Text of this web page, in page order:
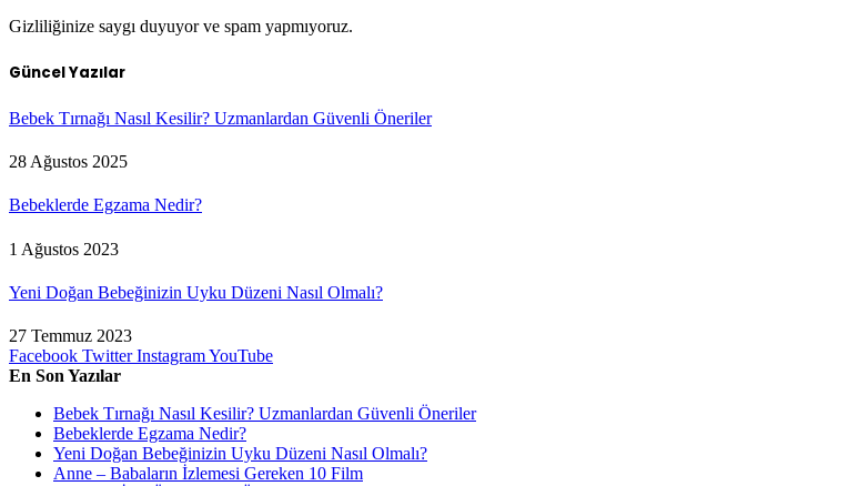
Gizliliğinize saygı duyuyor ve spam yapmıyoruz.
Güncel Yazılar
Bebek Tırnağı Nasıl Kesilir? Uzmanlardan Güvenli Öneriler
28 Ağustos 2025
Bebeklerde Egzama Nedir?
1 Ağustos 2023
Yeni Doğan Bebeğinizin Uyku Düzeni Nasıl Olmalı?
27 Temmuz 2023
Facebook Twitter InstagramYouTube
En Son Yazılar
Bebek Tırnağı Nasıl Kesilir? Uzmanlardan Güvenli Öneriler
Bebeklerde Egzama Nedir?
Yeni Doğan Bebeğinizin Uyku Düzeni Nasıl Olmalı?
Anne – Babaların İzlemesi Gereken 10 Film